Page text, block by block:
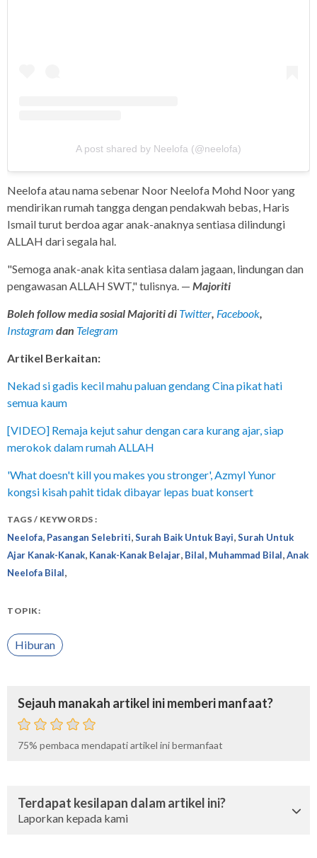
A post shared by Neelofa (@neelofa)
Neelofa atau nama sebenar Noor Neelofa Mohd Noor yang
mendirikan rumah tangga dengan pendakwah bebas, Haris
Ismail turut berdoa agar anak-anaknya sentiasa dilindungi
ALLAH dari segala hal.
"Semoga anak-anak kita sentiasa dalam jagaan, lindungan dan
pengawasan ALLAH SWT," tulisnya. — Majoriti
Boleh follow media sosial Majoriti di Twitter Facebook
Instagram dan Telegram
Artikel Berkaitan:
Nekad si gadis kecil mahu paluan gendang Cina pikat hati
semua kaum
[VIDEO] Remaja kejut sahur dengan cara kurang ajar, siap
merokok dalam rumah ALLAH
'What doesn't kill you makes you stronger', Azmyl Yunor
kongsi kisah pahit tidak dibayar lepas buat konsert
TAGS / KEYWORDS :
Neelofa Pasangan Selebriti Surah Baik Untuk Bayi Surah Untuk
Ajar Kanak-Kanak Kanak-Kanak Belajar Bilal Muhammad Bilal Anak
Neelofa Bilal
TOPIK:
Hiburan
Sejauh manakah artikel ini memberi manfaat?
75% pembaca mendapati artikel ini bermanfaat
Terdapat kesilapan dalam artikel ini?
Laporkan kepada kami